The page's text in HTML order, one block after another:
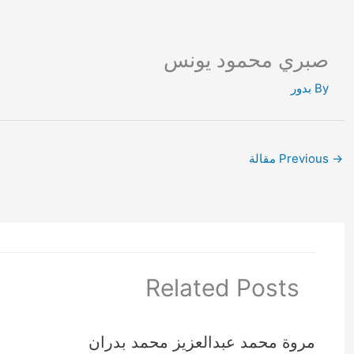
صبري محمود يونس
By بدور
→
Related Posts
مروة محمد عبدالعزيز محمد بدران